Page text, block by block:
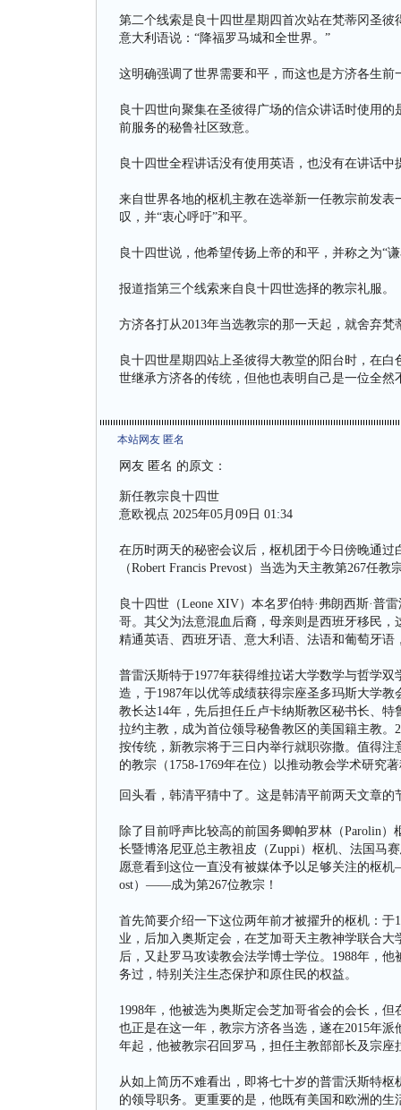
第二个线索是良十四世星期四首次站在梵蒂冈圣
意大利语说：“降福罗马城和全世界。”
这明确强调了世界需要和平，而这也是方济各生前
良十四世向聚集在圣彼得广场的信众讲话时使用
前服务的秘鲁社区致意。
良十四世全程讲话没有使用英语，也没有在讲话中
来自世界各地的枢机主教在选举新一任教宗前发
叹，并“衷心呼吁”和平。
良十四世说，他希望传扬上帝的和平，并称之为“
报道指第三个线索来自良十四世选择的教宗礼服。
方济各打从2013年当选教宗的那一天起，就舍弃
良十四世星期四站上圣彼得大教堂的阳台时，在
世继承方济各的传统，但他也表明自己是一位全然
本站网友 匿名
网友 匿名 的原文：
新任教宗良十四世
意欧视点 2025年05月09日 01:34
在历时两天的秘密会议后，枢机团于今日傍晚通过
（Robert Francis Prevost）当选为天主教第267任
良十四世（Leone XIV）本名罗伯特·弗朗西斯·普
哥。其父为法意混血后裔，母亲则是西班牙移民
精通英语、西班牙语、意大利语、法语和葡萄牙语
普雷沃斯特于1977年获得维拉诺大学数学与哲学
造，于1987年以优等成绩获得宗座圣多玛斯大学
教长达14年，先后担任丘卢卡纳斯教区秘书长、
拉约主教，成为首位领导秘鲁教区的美国籍主教
按传统，新教宗将于三日内举行就职弥撒。值得
的教宗（1758-1769年在位）以推动教会学术研究
回头看，韩清平猜中了。这是韩清平前两天文章的
除了目前呼声比较高的前国务卿帕罗林（Parolin
长暨博洛尼亚总主教祖皮（Zuppi）枢机、法国马
愿意看到这位一直没有被媒体予以足够关注的枢
ost）——成为第267位教宗！
首先简要介绍一下这位两年前才被擢升的枢机：
业，后加入奥斯定会，在芝加哥天主教神学联合大
后，又赴罗马攻读教会法学博士学位。1988年，
务过，特别关注生态保护和原住民的权益。
1998年，他被选为奥斯定会芝加哥省会的会长，
也正是在这一年，教宗方济各当选，遂在2015年
年起，他被教宗召回罗马，担任主教部部长及宗座
从如上简历不难看出，即将七十岁的普雷沃斯特
的领导职务。更重要的是，他既有美国和欧洲的